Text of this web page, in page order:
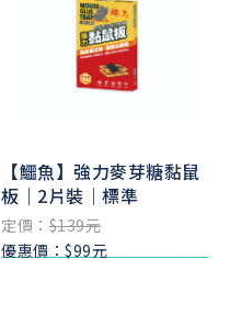
【鱷魚】強力麥芽糖黏鼠
板｜2片裝｜標準
定價：$139元
優惠價：$99元